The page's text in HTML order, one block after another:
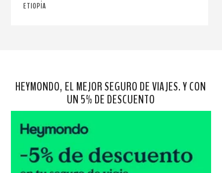
ETIOPÍA
HEYMONDO, EL MEJOR SEGURO DE VIAJES. Y CON
UN 5% DE DESCUENTO